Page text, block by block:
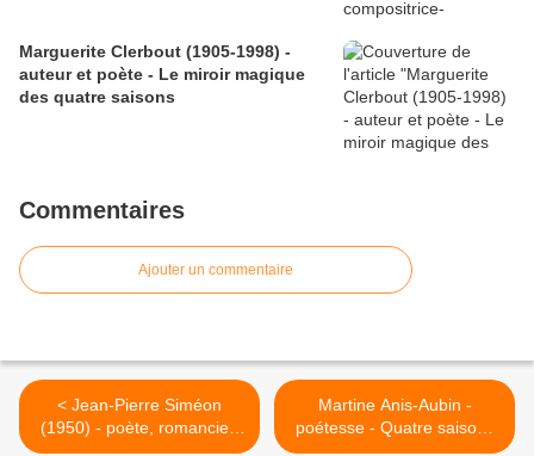
Marguerite Clerbout (1905-1998) -
auteur et poète - Le miroir magique
des quatre saisons
Commentaires
Ajouter un commentaire
< Jean-Pierre Siméon
(1950) - poète, romancier,
critique et dramaturge -
Martine Anis-Aubin -
poétesse - Quatre saisons
>